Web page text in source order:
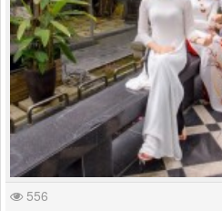
556